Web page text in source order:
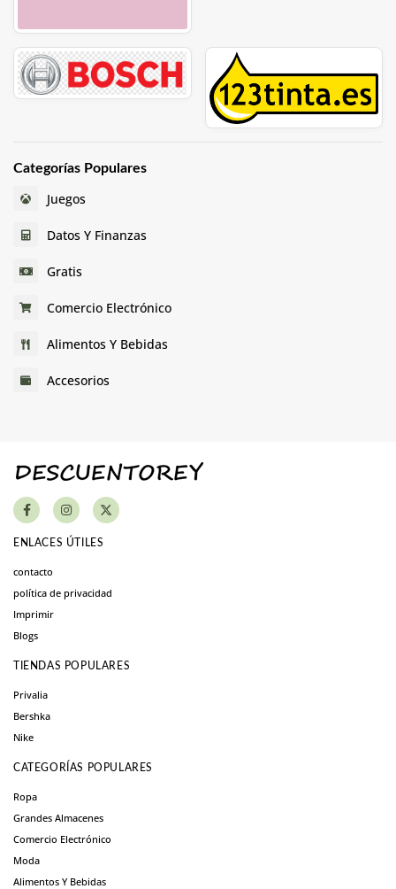
Categorías Populares
Juegos
Datos Y Finanzas
Gratis
Comercio Electrónico
Alimentos Y Bebidas
Accesorios
ENLACES ÚTILES
contacto
política de privacidad
Imprimir
Blogs
TIENDAS POPULARES
Privalia
Bershka
Nike
CATEGORÍAS POPULARES
Ropa
Grandes Almacenes
Comercio Electrónico
Moda
Alimentos Y Bebidas